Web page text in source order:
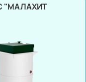
"МАЛАХИТ